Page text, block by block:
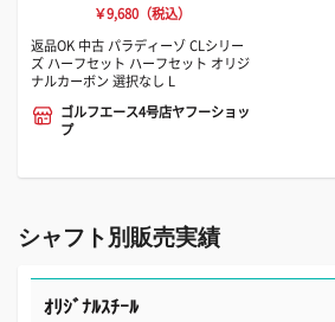
￥9,680（税込）
返品OK 中古 パラディーゾ CLシリー
ズ ハーフセット ハーフセット オリジ
ナルカーボン 選択なし L
ゴルフエース4号店ヤフーショッ
プ
シャフト別販売実績
ｵﾘｼﾞﾅﾙｽﾁｰﾙ